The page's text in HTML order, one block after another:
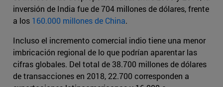
inversión de India fue de 704 millones de dólares, frente
a los 160.000 millones de China.
Incluso el incremento comercial indio tiene una menor
imbricación regional de lo que podrían aparentar las
cifras globales. Del total de 38.700 millones de dólares
de transacciones en 2018, 22.700 corresponden a